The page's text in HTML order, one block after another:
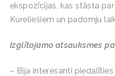
ekspozīcijas, kas stāsta par
Kureliešiem un padomju
Izglītojamo atsauksmes
– Bija interesanti